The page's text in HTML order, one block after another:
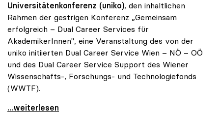
Universitätenkonferenz (uniko), den inhaltlichen
Rahmen der gestrigen Konferenz „Gemeinsam
erfolgreich – Dual Career Services für
AkademikerInnen", eine Veranstaltung des von der
uniko initiierten Dual Career Service Wien – NÖ – OÖ
und des Dual Career Service Support des Wiener
Wissenschafts-, Forschungs- und Technologiefonds
(WWTF).
uniko forciert Dual Career Service für
...weiterlesen